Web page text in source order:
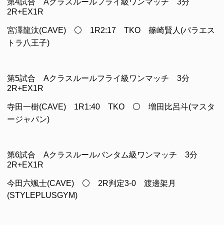
第4試合 Aクラスルールフライ級ワンマッチ 3分
2R+EX1R
宮澤龍汰(CAVE) ⚪ 1R2:17 TKO 篠崎賢人(パラエス
トラ八王子)
第5試合 Aクラスルールフライ級ワンマッチ 3分
2R+EX1R
寺田一樹(CAVE) 1R1:40 TKO ⚪ 増田比呂斗(マスタ
ージャパン)
第6試合 Aクラスルールバンタム級ワンマッチ 3分
2R+EX1R
今田六颯士(CAVE) ⚪ 2R判定3-0 渡邊架月
(STYLEPLUSGYM)